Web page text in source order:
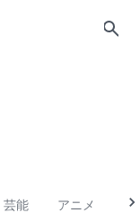
芸能 アニメ